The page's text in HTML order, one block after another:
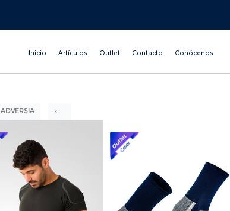
Inicio Artículos Outlet Contacto Conócenos
ADVERSIA